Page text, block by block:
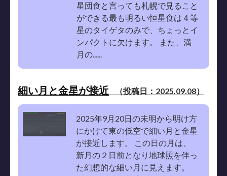
星団食と言っても札幌で見ること
ができる最も明るい恒星食は４等
星のタイゲタのみで、ちょっとイ
ンパクトに欠けます。 また、満
月の......
細い月と金星が接近 （投稿日：2025.09.08）
2025年9月20日の未明から明け方
にかけて東の低空で細い月と金星
が接近します。 この日の月は、
新月の２日前となり地球照を伴っ
た幻想的な細い月に見えます。